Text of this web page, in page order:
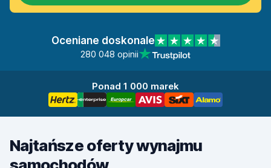
Oceniane doskonale
280 048 opinii
Ponad 1 000 marek
Najtańsze oferty wynajmu